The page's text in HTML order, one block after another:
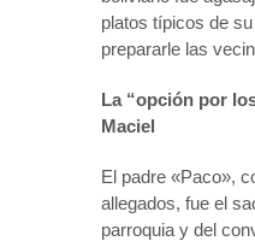
platos típicos de
prepararle las
La “opción por
Maciel
El padre «Paco»,
allegados, fue el
parroquia y del